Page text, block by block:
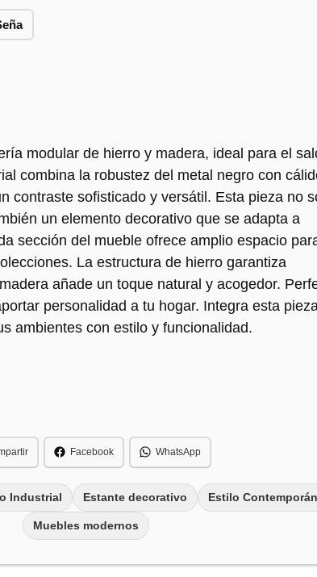
modular de hierro y madera, ideal para el
combina la robustez del metal negro con
contraste sofisticado y versátil. Esta pieza no
un elemento decorativo que se adapta a
sección del mueble ofrece amplio espacio
La estructura de hierro garantiza
añade un toque natural y acogedor.
personalidad a tu hogar. Integra esta
ambientes con estilo y funcionalidad.
Facebook WhatsApp
Industrial Estante decorativo Estilo
Muebles modernos